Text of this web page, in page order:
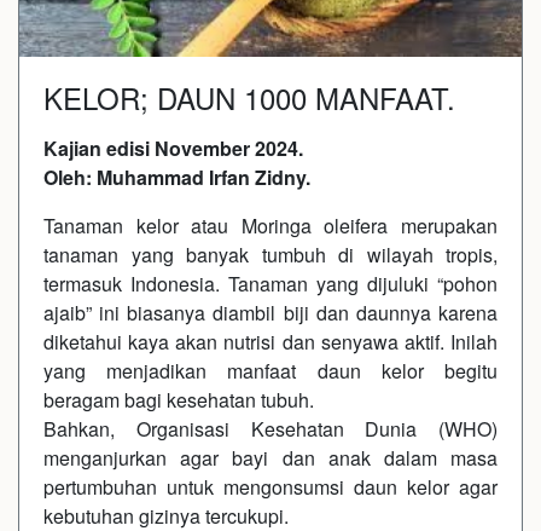
KELOR; DAUN 1000 MANFAAT.
Kajian edisi November 2024.
Oleh: Muhammad Irfan Zidny.
Tanaman kelor atau Moringa oleifera merupakan
tanaman yang banyak tumbuh di wilayah tropis,
termasuk Indonesia. Tanaman yang dijuluki “pohon
ajaib” ini biasanya diambil biji dan daunnya karena
diketahui kaya akan nutrisi dan senyawa aktif. Inilah
yang menjadikan manfaat daun kelor begitu
beragam bagi kesehatan tubuh.
Bahkan, Organisasi Kesehatan Dunia (WHO)
menganjurkan agar bayi dan anak dalam masa
pertumbuhan untuk mengonsumsi daun kelor agar
kebutuhan gizinya tercukupi.